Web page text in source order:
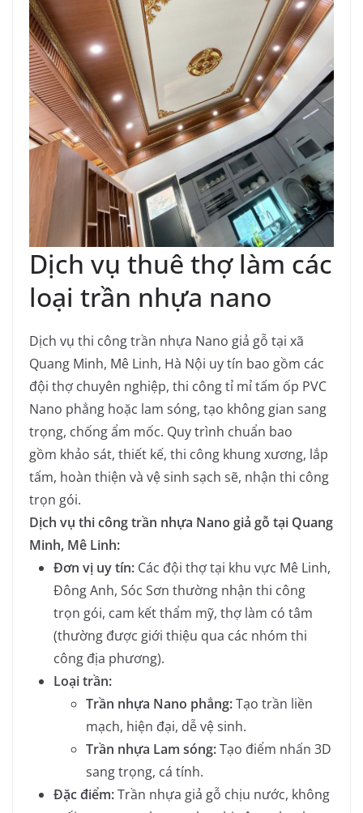
Dịch vụ thuê thợ làm các
loại trần nhựa nano
Dịch vụ thi công trần nhựa Nano giả gỗ tại xã
Quang Minh, Mê Linh, Hà Nội uy tín bao gồm các
đội thợ chuyên nghiệp, thi công tỉ mỉ tấm ốp PVC
Nano phẳng hoặc lam sóng, tạo không gian sang
trọng, chống ẩm mốc. Quy trình chuẩn bao
gồm khảo sát, thiết kế, thi công khung xương, lắp
tấm, hoàn thiện và vệ sinh sạch sẽ, nhận thi công
trọn gói.
Dịch vụ thi công trần nhựa Nano giả gỗ tại Quang
Minh, Mê Linh:
Đơn vị uy tín: Các đội thợ tại khu vực Mê Linh,
Đông Anh, Sóc Sơn thường nhận thi công
trọn gói, cam kết thẩm mỹ, thợ làm có tâm
(thường được giới thiệu qua các nhóm thi
công địa phương).
Loại trần:
Trần nhựa Nano phẳng:Tạo trần liền
mạch, hiện đại, dễ vệ sinh.
Trần nhựa Lam sóng:Tạo điểm nhấn 3D
sang trọng, cá tính.
Đặc điểm:Trần nhựa giả gỗ chịu nước, không